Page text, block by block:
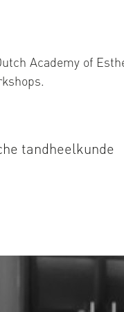
Academy of
tandheelkunde